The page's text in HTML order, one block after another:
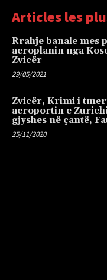
Articles les
Rrahje banale mes
aeroplanin nga
Zvicër
29/05/2021
Zvicër, Krimi i
aeroportin e
gjyshes në çantë,
25/11/2020